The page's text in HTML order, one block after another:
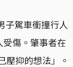
子駕車衝撞行人
受傷。肇事者在
壓抑的想法」。